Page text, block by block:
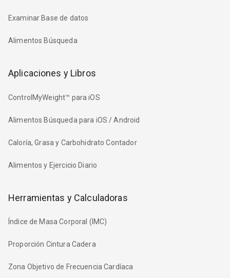
Examinar Base de datos
Alimentos Búsqueda
Aplicaciones y Libros
ControlMyWeight™ para iOS
Alimentos Búsqueda para iOS / Android
Caloría, Grasa y Carbohidrato Contador
Alimentos y Ejercicio Diario
Herramientas y Calculadoras
Índice de Masa Corporal (IMC)
Proporción Cintura Cadera
Zona Objetivo de Frecuencia Cardíaca